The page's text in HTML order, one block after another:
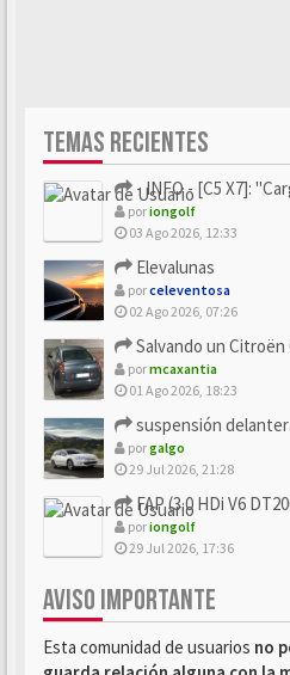
TEMAS RECIENTES
- INFO - [C5 X7]:
poriongolf
03 Ago 2026, 12:33
Elevalunas
porceleventosa
02 Ago 2026, 07:26
Salvando un Citroën C5 del
pormcaxantia
01 Ago 2026, 18:23
suspensión
porgalgo
29 Jul 2026, 21:28
FAP (3.0 HDi V6
poriongolf
29 Jul 2026, 17:36
AVISO IMPORTANTE
Esta comunidad de usuarios no